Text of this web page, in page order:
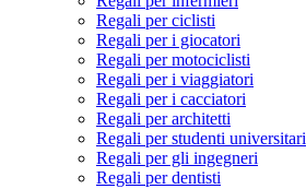
Regali per ciclisti
Regali per i giocatori
Regali per motociclisti
Regali per i viaggiatori
Regali per i cacciatori
Regali per architetti
Regali per studenti universitari
Regali per gli ingegneri
Regali per dentisti